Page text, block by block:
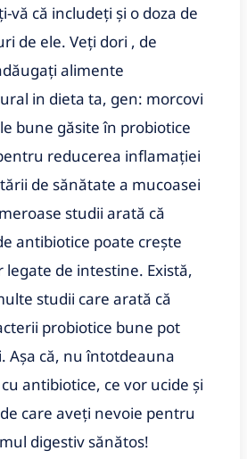
vă că includeți și o doza de
de ele. Veți dori , de
alimente
in dieta ta, gen: morcovi
bune găsite în probiotice
reducerea inflamației
de sănătate a mucoasei
studii arată că
antibiotice poate crește
legate de intestine. Există,
studii care arată că
probiotice bune pot
Așa că, nu întotdeauna
antibiotice, ce vor ucide și
care aveți nevoie pentru
digestiv sănătos!